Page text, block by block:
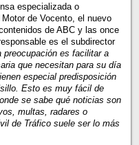
especializada o
de Vocento, el nuevo
de ABC y las once
es el subdirector
preocupación es facilitar a
que necesitan para su día
especial predisposición
Esto es muy fácil de
se sabe qué noticias son
multas, radares o
de Tráfico suele ser lo más